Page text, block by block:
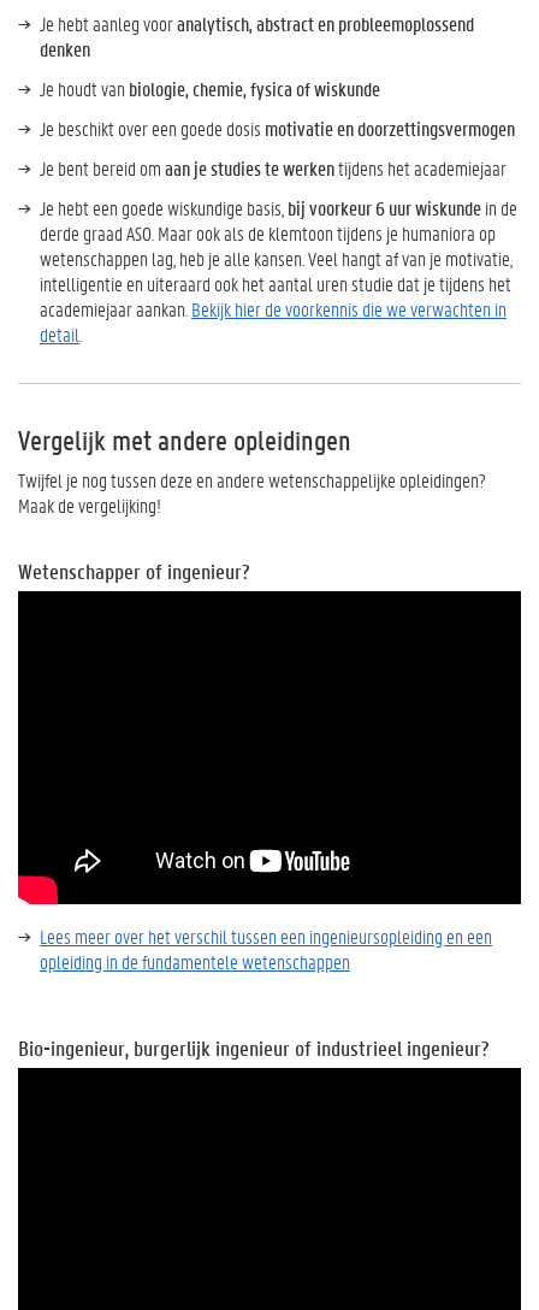
Je hebt aanleg vooranalytisch, abstract en probleemoplossend
denken
Je houdt van biologie, chemie, fysica of wiskunde
Je beschikt over een goede dosis motivatie en doorzettingsvermogen
Je bent bereid omaan je studies te werkentijdens het academiejaar
Je hebt een goede wiskundige basis, bij voorkeur 6 uur wiskundein de
derde graad ASO. Maar ook als de klemtoon tijdens je humaniora op
wetenschappen lag, heb je alle kansen. Veel hangt af van je motivatie,
intelligentie en uiteraard ook het aantal uren studie dat je tijdens het
academiejaar aankan. Bekijk hier de voorkennis die we verwachten in
detail
Vergelijk met andere opleidingen
Twijfel je nog tussen deze en andere wetenschappelijke opleidingen?
Maak de vergelijking!
Wetenschapper of ingenieur?
Lees meer over het verschil tussen een ingenieursopleiding en een
opleiding in de fundamentele wetenschappen
Bio-ingenieur, burgerlijk ingenieur of industrieel ingenieur?